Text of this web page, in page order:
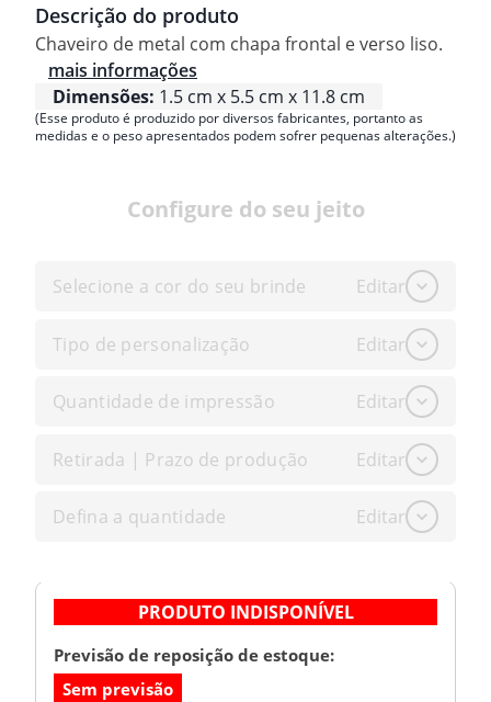
Descrição do produto
Chaveiro de metal com chapa frontal e verso liso.
mais informações
Dimensões: 1.5 cm x 5.5 cm x 11.8 cm
(Esse produto é produzido por diversos fabricantes, portanto as
medidas e o peso apresentados podem sofrer pequenas alterações.)
Configure do seu jeito
Selecione a cor do seu brinde Editar
Tipo de personalização Editar
Quantidade de impressão Editar
Retirada | Prazo de produção Editar
Defina a quantidade Editar
PRODUTO INDISPONÍVEL
Previsão de reposição de estoque:
Sem previsão